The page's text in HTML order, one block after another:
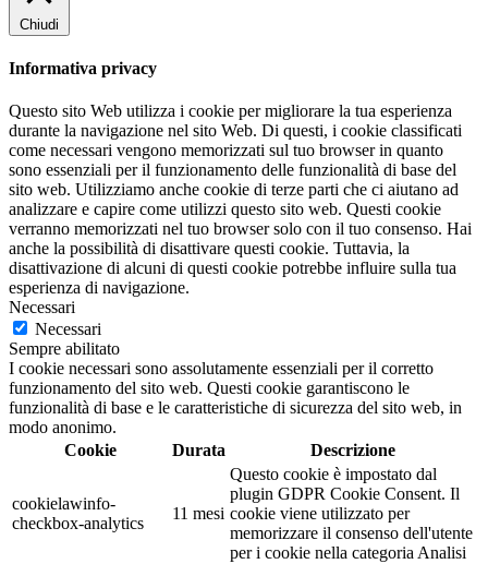
Chiudi
Informativa privacy
Questo sito Web utilizza i cookie per migliorare la tua esperienza
durante la navigazione nel sito Web. Di questi, i cookie classificati
come necessari vengono memorizzati sul tuo browser in quanto
sono essenziali per il funzionamento delle funzionalità di base del
sito web. Utilizziamo anche cookie di terze parti che ci aiutano ad
analizzare e capire come utilizzi questo sito web. Questi cookie
verranno memorizzati nel tuo browser solo con il tuo consenso. Hai
anche la possibilità di disattivare questi cookie. Tuttavia, la
disattivazione di alcuni di questi cookie potrebbe influire sulla tua
esperienza di navigazione.
Necessari
Necessari
Sempre abilitato
I cookie necessari sono assolutamente essenziali per il corretto
funzionamento del sito web. Questi cookie garantiscono le
funzionalità di base e le caratteristiche di sicurezza del sito web, in
modo anonimo.
Cookie
Durata Descrizione
cookielawinfo-
checkbox-analytics
11 mesi
Questo cookie è impostato dal
plugin GDPR Cookie Consent. Il
cookie viene utilizzato per
memorizzare il consenso dell'utente
per i cookie nella categoria Analisi